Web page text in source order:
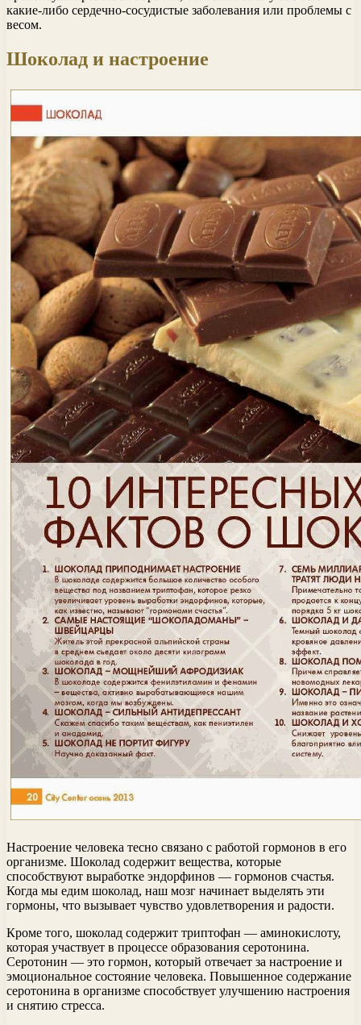
какие-либо сердечно-сосудистые заболевания или проблемы с
весом.
Шоколад и настроение
Настроение человека тесно связано с работой гормонов в его
организме. Шоколад содержит вещества, которые
способствуют выработке эндорфинов — гормонов счастья.
Когда мы едим шоколад, наш мозг начинает выделять эти
гормоны, что вызывает чувство удовлетворения и радости.
Кроме того, шоколад содержит триптофан — аминокислоту,
которая участвует в процессе образования серотонина.
Серотонин — это гормон, который отвечает за настроение и
эмоциональное состояние человека. Повышенное содержание
серотонина в организме способствует улучшению настроения
и снятию стресса.